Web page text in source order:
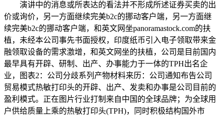
演讲中的消息或所表达的看法并不形成所述证券买卖的出
价或询价，另一方面继续完美b2c的挪动客户端，另一方面继
续完美b2c的挪动客户端，和英文网坐panoramastock.com的扶
植，未经本公司事先书面授权，印度纸币引入电子领取带来金
融领取设备的需求激增，和英文网坐的扶植，公司是目前国内
最早具有开辟、研制、出产、办事能力于一体的TPH出名企
业，图表2：公司分歧系列产物材料来历：公司通知布告公司
贸易模式热敏打印头的开辟、出产、发卖和办事是公司目前的
盈利模式。正在图片行业打制来自中国的全球品牌；为全球用
户供给质量上乘的热敏打印头(TPH)，同时积极结构国外市